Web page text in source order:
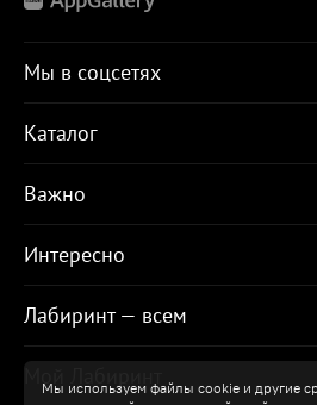
Мы используем файлы cookie и другие
Мы в соцсетях
Каталог
Важно
Интересно
Лабиринт — всем